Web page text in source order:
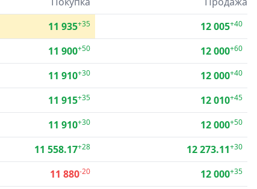
11 935+35 12 005+40
11 900+50 12 000+60
11 910+30 12 000+40
11 915+35 12 010+45
11 910+30 12 000+50
11 558.17+28 12 273.11+30
11 880-20 12 000+35